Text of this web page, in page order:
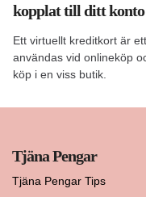
kopplat till ditt konto
Ett virtuellt kreditkort är
användas vid onlineköp
köp i en viss butik.
Tjäna Pengar
Tjäna Pengar Tips